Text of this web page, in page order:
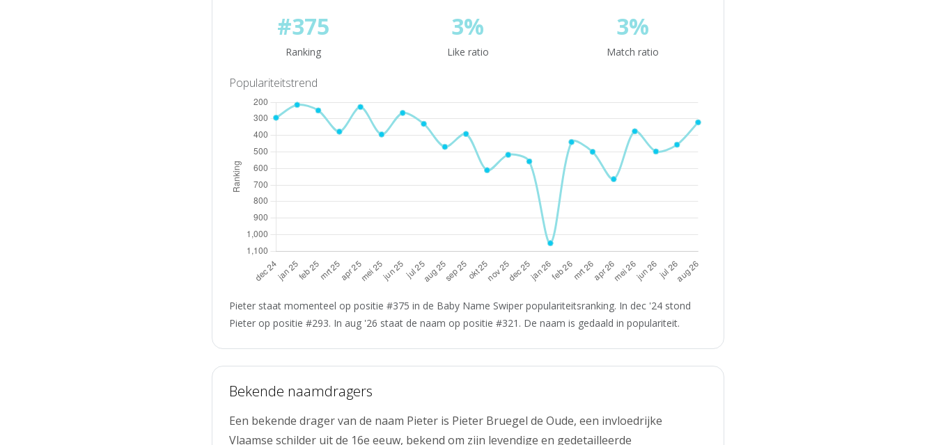
#375
Ranking
3%
Like ratio
3%
Match ratio
Populariteitstrend
Pieter staat momenteel op positie #375 in de Baby Name Swiper populariteitsranking. In dec '24 stond
Pieter op positie #293. In aug '26 staat de naam op positie #321. De naam is gedaald in populariteit.
Bekende naamdragers
Een bekende drager van de naam Pieter is Pieter Bruegel de Oude, een invloedrijke
Vlaamse schilder uit de 16e eeuw, bekend om zijn levendige en gedetailleerde